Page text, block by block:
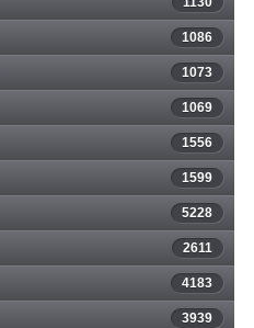
1086
1073
1069
1556
1599
5228
2611
4183
3939